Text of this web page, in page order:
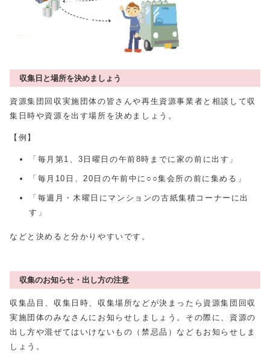
収集日と場所を決めましょう
資源集団回収実施団体の皆さんや再生資源事業者と相談して収
集日時や資源を出す場所を決めましょう。
【例】
「毎月第1、3日曜日の午前8時までに家の前に出す」
「毎月10日、20日の午前中に○○集会所の前に集める」
「毎週月・木曜日にマンションの古紙集積コーナーに出
す」
などと決めると分かりやすいです。
収集のお知らせ・出し方の注意
収集品目、収集日時、収集場所などが決まったら資源集団回収
実施団体のみなさんにお知らせしましょう。その際に、資源の
出し方や混ぜてはいけないもの（禁忌品）などもお知らせしま
しょう。